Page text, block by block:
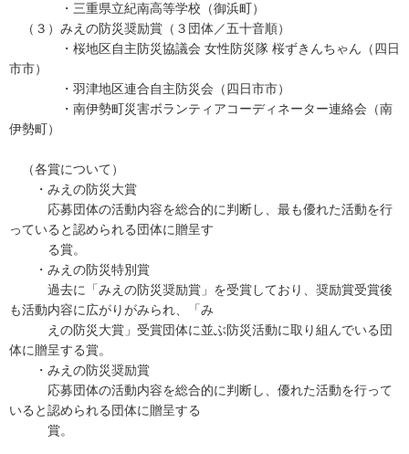
・三重県立紀南高等学校（御浜町）
（３）みえの防災奨励賞（３団体／五十音順）
・桜地区自主防災協議会 女性防災隊 桜ずきんちゃん（四日
市市）
・羽津地区連合自主防災会（四日市市）
・南伊勢町災害ボランティアコーディネーター連絡会（南
伊勢町）
（各賞について）
・みえの防災大賞
応募団体の活動内容を総合的に判断し、最も優れた活動を行
っていると認められる団体に贈呈す
る賞。
・みえの防災特別賞
過去に「みえの防災奨励賞」を受賞しており、奨励賞受賞後
も活動内容に広がりがみられ、「み
えの防災大賞」受賞団体に並ぶ防災活動に取り組んでいる団
体に贈呈する賞。
・みえの防災奨励賞
応募団体の活動内容を総合的に判断し、優れた活動を行って
いると認められる団体に贈呈する
賞。